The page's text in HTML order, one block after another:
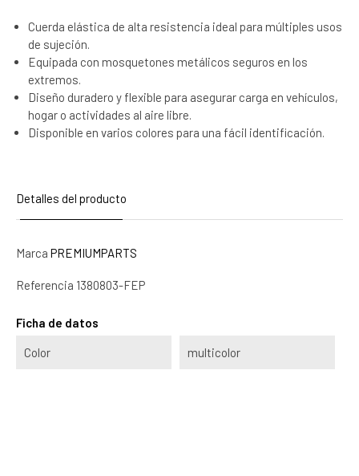
Cuerda elástica de alta resistencia ideal para múltiples usos
de sujeción.
Equipada con mosquetones metálicos seguros en los
extremos.
Diseño duradero y flexible para asegurar carga en vehículos,
hogar o actividades al aire libre.
Disponible en varios colores para una fácil identificación.
Detalles del producto
Marca PREMIUMPARTS
Referencia 1380803-FEP
Ficha de datos
Color multicolor